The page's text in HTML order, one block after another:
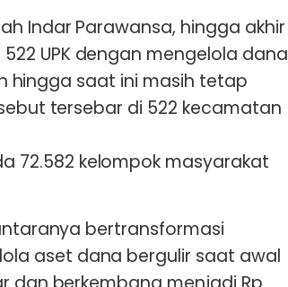
Indar Parawansa, hingga akhir
UPK dengan mengelola dana
hingga saat ini masih tetap
tersebar di 522 kecamatan
72.582 kelompok masyarakat
bertransformasi
aset dana bergulir saat awal